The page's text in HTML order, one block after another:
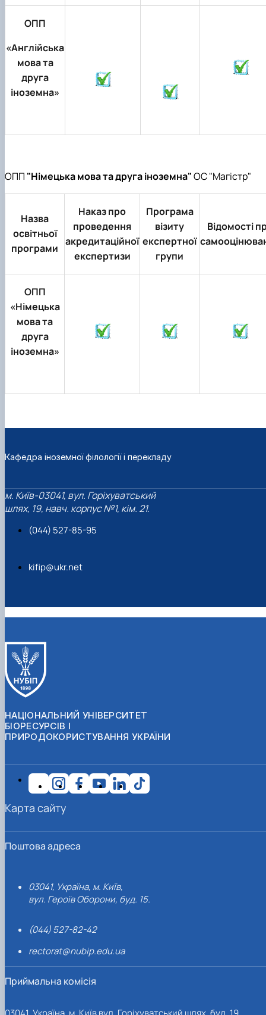
ОПП
«Англійська
мова та
друга
іноземна»
ОПП "Німецька мова та друга іноземна"ОС "Магістр"
Назва
освітньої
програми
Наказ про
проведення
акредитаційної
експертизи
Програма
візиту
експертної
групи
Відомості
ОПП
«Німецька
мова та
друга
іноземна»
Кафедра іноземної філології і перекладу
м. Київ-03041, вул. Горіхуватський
шлях, 19, навч. корпус №1, кім. 21.
(044) 527-85-95
kifip@ukr.net
НАЦІОНАЛЬНИЙ УНІВЕРСИТЕТ
БІОРЕСУРСІВ І
ПРИРОДОКОРИСТУВАННЯ УКРАЇНИ
Поштова адреса
03041, Україна, м. Київ,
вул. Героїв Оборони, буд. 15.
(044) 527-82-42
rectorat@nubip.edu.ua
Приймальна комісія
Карта сайту